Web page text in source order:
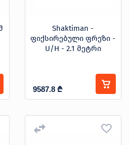
Shaktiman -
ფიქსირებული ფრეზი -
U/H - 2.1 მეტრი
9587.8 ₾